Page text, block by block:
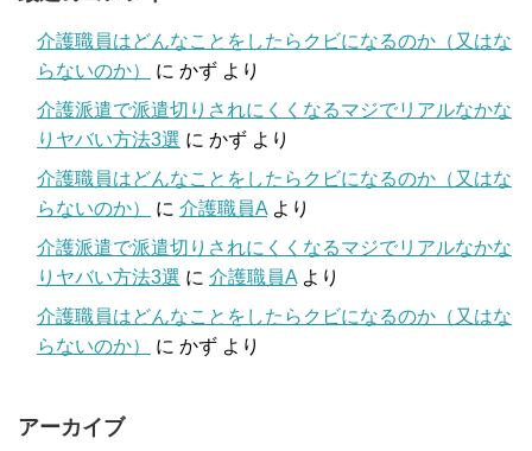
介護職員はどんなことをしたらクビになるのか（又はな
らないのか）
に かず より
介護派遣で派遣切りされにくくなるマジでリアルなかな
りヤバい方法3選 に かず より
介護職員はどんなことをしたらクビになるのか（又はな
らないのか）
に 介護職員A より
介護派遣で派遣切りされにくくなるマジでリアルなかな
りヤバい方法3選 に 介護職員A より
介護職員はどんなことをしたらクビになるのか（又はな
らないのか）
に かず より
アーカイブ